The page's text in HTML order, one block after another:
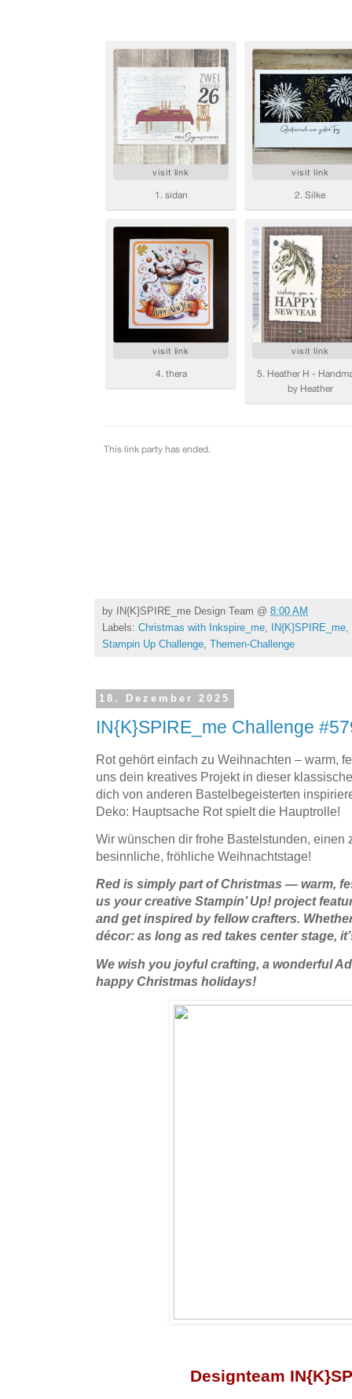
by IN{K}SPIRE_me Design Team @ 8:00 AM
Labels: Christmas with Inkspire_me, IN{K}SPIRE_me,
Stampin Up Challenge, Themen-Challenge
18. Dezember 2025
IN{K}SPIRE_me Challenge
Rot gehört einfach zu Weihnachten – warm,
uns dein kreatives Projekt in dieser
dich von anderen Bastelbegeisterten
Deko: Hauptsache Rot spielt die Hauptrolle!
Wir wünschen dir frohe Bastelstunden, einen
besinnliche, fröhliche Weihnachtstage!
Red is simply part of Christmas — warm,
us your creative Stampin’ Up! project
and get inspired by fellow crafters.
décor: as long as red takes center stage,
We wish you joyful crafting, a wonderful
happy Christmas holidays!
Designteam